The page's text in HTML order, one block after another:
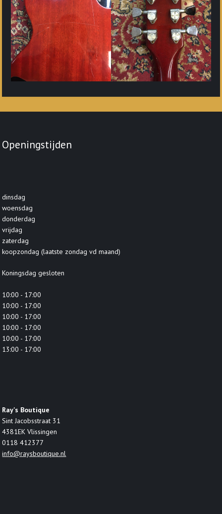
Openingstijden
dinsdag
woensdag
donderdag
vrijdag
zaterdag
koopzondag (laatste zondag vd maand)
Koningsdag gesloten
10:00 - 17:00
10:00 - 17:00
10:00 - 17:00
10:00 - 17:00
10:00 - 17:00
13:00 - 17:00
Ray's Boutique
Sint Jacobsstraat 31
4381EK Vlissingen
0118 412377
info@raysboutique.nl